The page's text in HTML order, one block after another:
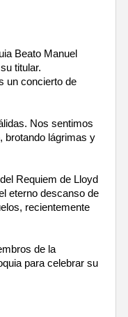
Beato Manuel
titular.
un concierto de
Nos sentimos
brotando lágrimas y
Requiem de Lloyd
eterno descanso de
recientemente
de la
para celebrar su